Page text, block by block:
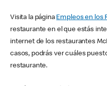
Visita la página Empleos en los
restaurante en el que estás
internet de los restaurantes
casos, podrás ver cuáles
restaurante.